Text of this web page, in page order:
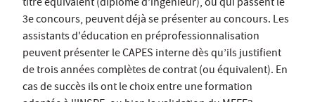
titre équivalent (diplôme d’ingénieur), ou qui passent le
3e concours, peuvent déjà se présenter au concours. Les
assistants d'éducation en préprofessionnalisation
peuvent présenter le CAPES interne dès qu’ils justifient
de trois années complètes de contrat (ou équivalent). En
cas de succès ils ont le choix entre une formation